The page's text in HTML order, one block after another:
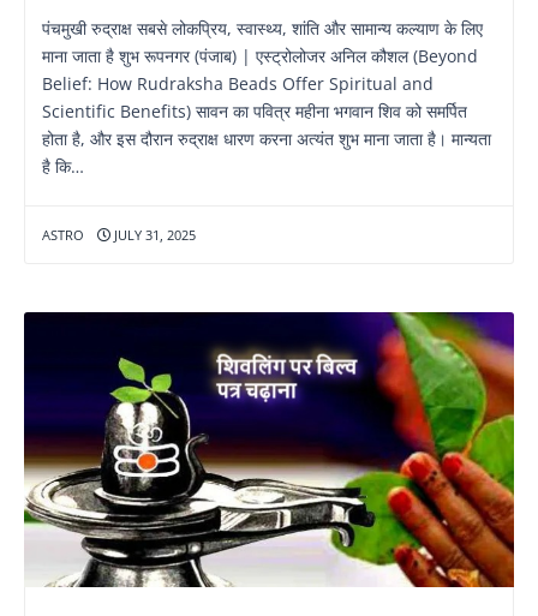
पंचमुखी रुद्राक्ष सबसे लोकप्रिय, स्वास्थ्य, शांति और सामान्य कल्याण के लिए
माना जाता है शुभ रूपनगर (पंजाब) | एस्ट्रोलोजर अनिल कौशल (Beyond
Belief: How Rudraksha Beads Offer Spiritual and
Scientific Benefits) सावन का पवित्र महीना भगवान शिव को समर्पित
होता है, और इस दौरान रुद्राक्ष धारण करना अत्यंत शुभ माना जाता है। मान्यता
है कि…
ASTRO JULY 31, 2025